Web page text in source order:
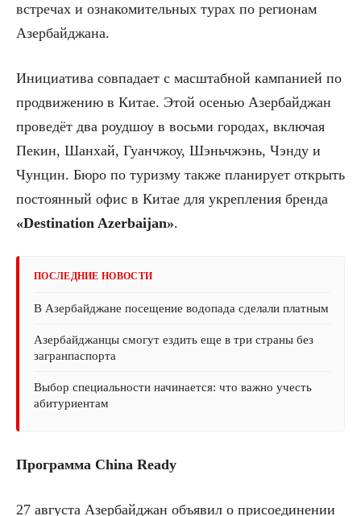
встречах и ознакомительных турах по регионам
Азербайджана.
Инициатива совпадает с масштабной кампанией по
продвижению в Китае. Этой осенью Азербайджан
проведёт два роудшоу в восьми городах, включая
Пекин, Шанхай, Гуанчжоу, Шэньчжэнь, Чэнду и
Чунцин. Бюро по туризму также планирует открыть
постоянный офис в Китае для укрепления бренда
«Destination Azerbaijan».
ПОСЛЕДНИЕ НОВОСТИ
В Азербайджане посещение водопада сделали платным
Азербайджанцы смогут ездить еще в три страны без
загранпаспорта
Выбор специальности начинается: что важно учесть
абитуриентам
Программа China Ready
27 августа Азербайджан объявил о присоединении